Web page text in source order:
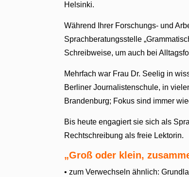
Helsinki.
Während Ihrer Forschungs- und
Sprachberatungsstelle
Schreibweise, um auch bei
Mehrfach war Frau Dr. Seelig in
Berliner Journalistenschule, in
Brandenburg; Fokus sind immer
Bis heute engagiert sie sich als
Rechtschreibung als freie Lektorin.
„Groß oder klein,
• zum Verwechseln ähnlich: